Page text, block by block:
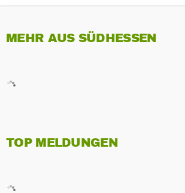
MEHR AUS SÜDHESSEN
TOP MELDUNGEN